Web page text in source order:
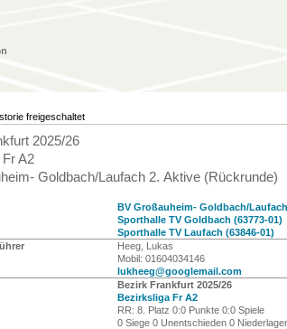
freigeschaltet
2025/26
A2
Goldbach/Laufach 2. Aktive (Rückrunde)
BV Großauheim- Goldbach/Laufach
Sporthalle TV Goldbach (63773-01)
Sporthalle TV Laufach (63846-01)
Heeg, Lukas
Mobil: 01604034146
lukheeg@googlemail.com
Bezirk Frankfurt 2025/26
Bezirksliga Fr A2
RR: 8. Platz 0:0 Punkte 0:0 Spiele
0 Siege 0 Unentschieden 0